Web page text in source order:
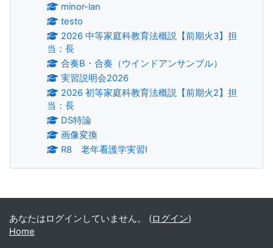
minor-lan
testo
2026 中等家庭科教育法概説【前期火3】担
当：長
合奏B・合奏（ウインドアンサンブル）
実習説明会2026
2026 初等家庭科教育法概説【前期火2】担
当：長
DS特論
画像変換
R8 老年看護学実習Ⅰ
補助ブロック
あなたはログインしていません。 (ログイン)
Home